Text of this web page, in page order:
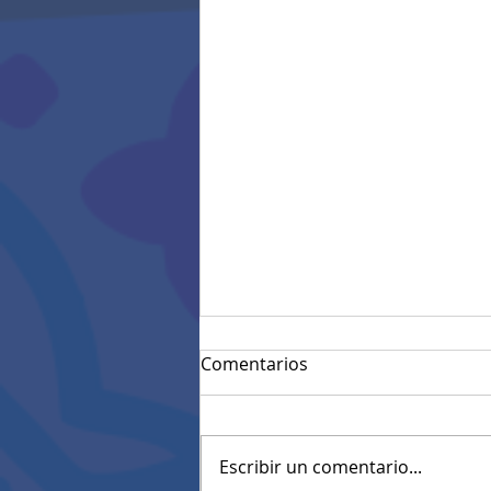
Comentarios
Escribir un comentario...